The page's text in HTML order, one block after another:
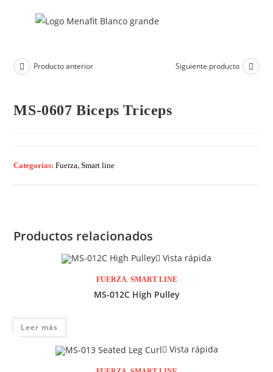
Producto anterior Siguiente producto
MS-0607 Biceps Triceps
Categorías:Fuerza,Smart line
Productos relacionados
Vista rápida
FUERZA, SMART LINE
MS-012C High Pulley
Leer más
Vista rápida